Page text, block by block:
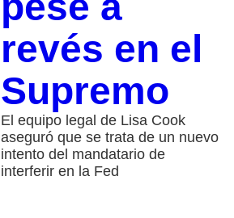
revés en el
Supremo
El equipo legal de Lisa Cook
aseguró que se trata de un nuevo
intento del mandatario de
interferir en la Fed